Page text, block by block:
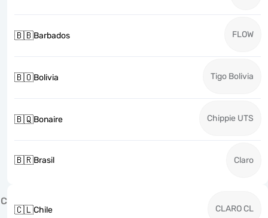
🇧🇧Barbados FLOW
🇧🇴Bolivia Tigo Bolivia
🇧🇶Bonaire Chippie UTS
🇧🇷Brasil Claro
C
🇨🇱Chile CLARO CL